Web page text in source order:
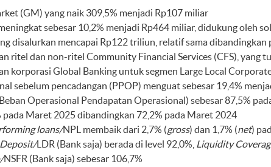
(GM) yang naik 309,5% menjadi Rp107 miliar
sebesar 10,2% menjadi Rp464 miliar, didukung oleh
disalurkan mencapai Rp122 triliun, relatif sama
ritel dan non-ritel Community Financial Services (CFS), yang
korporasi Global Banking untuk segmen Large Local
sebelum pencadangan (PPOP) menguat sebesar 19,4%
Operasional Pendapatan Operasional) sebesar 87,5%
pada Maret 2025 dibandingkan 72,2% pada Maret 2024
loans/NPL membaik dari 2,7% (gross) dan 1,7% (net)
LDR (Bank saja) berada di level 92,0%, Liquidity
NSFR (Bank saja) sebesar 106,7%